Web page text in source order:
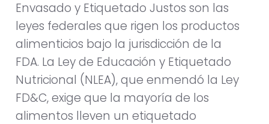
Envasado y Etiquetado Justos son las
leyes federales que rigen los productos
alimenticios bajo la jurisdicción de la
FDA. La Ley de Educación y Etiquetado
Nutricional (NLEA), que enmendó la Ley
FD&C, exige que la mayoría de los
alimentos lleven un etiquetado